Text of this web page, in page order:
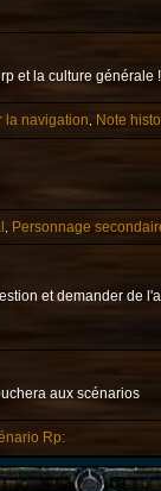
et la culture générale
la navigation, Note
, Personnage
et demander de
aux scénarios
Rp: